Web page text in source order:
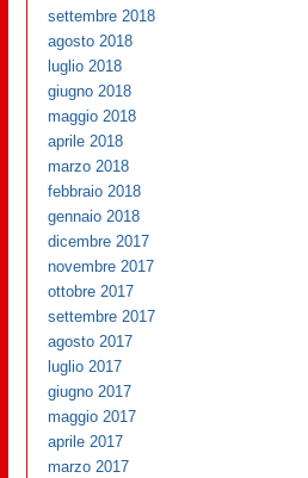
settembre 2018
agosto 2018
luglio 2018
giugno 2018
maggio 2018
aprile 2018
marzo 2018
febbraio 2018
gennaio 2018
dicembre 2017
novembre 2017
ottobre 2017
settembre 2017
agosto 2017
luglio 2017
giugno 2017
maggio 2017
aprile 2017
marzo 2017